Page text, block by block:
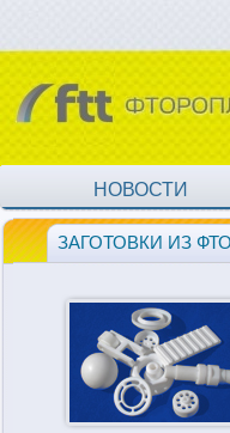
НОВОСТИ
ЗАГОТОВКИ ИЗ